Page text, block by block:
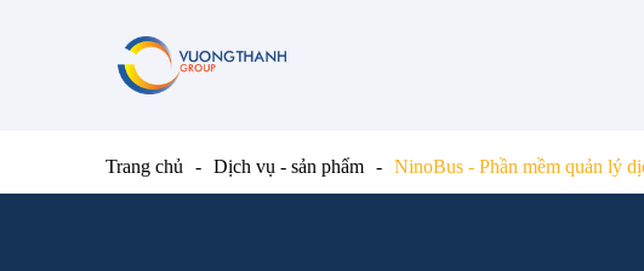
Trang chủ Dịch vụ - sản phẩm NinoBus - Phần mềm quản lý